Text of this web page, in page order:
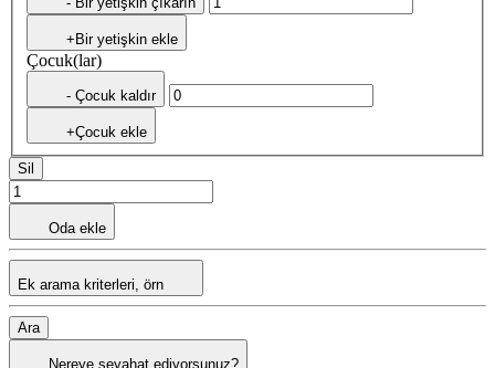
+Bir yetişkin ekle
Çocuk(lar)
- Çocuk kaldır
+Çocuk ekle
Sil
Oda ekle
Ek arama kriterleri, örn
Ara
Nereye seyahat ediyorsunuz?